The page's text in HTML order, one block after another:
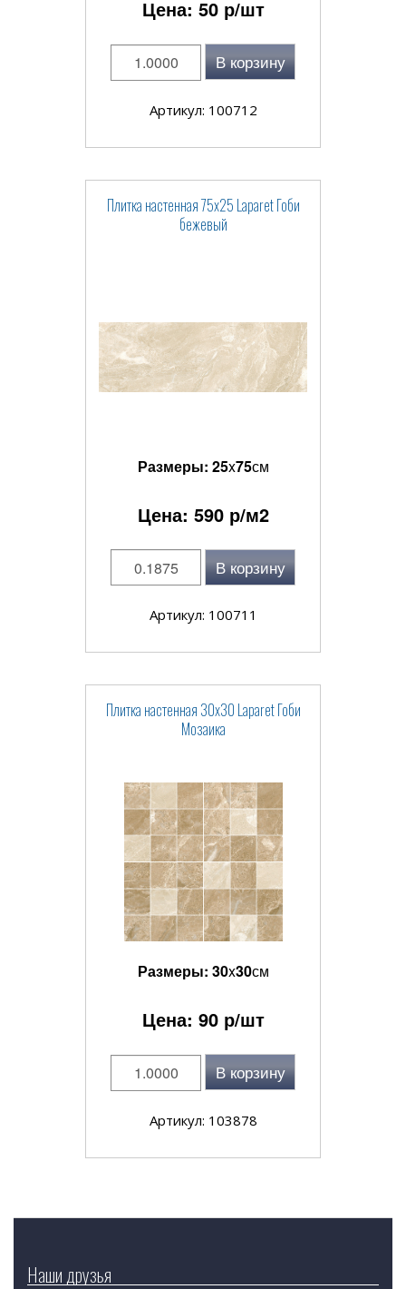
Цена: 50р/шт
В корзину
Артикул: 100712
Плитка настенная 75x25 Laparet Гоби
бежевый
Размеры: 25x75см
Цена: 590р/м2
В корзину
Артикул: 100711
Плитка настенная 30x30 Laparet Гоби
Мозаика
Размеры: 30x30см
Цена: 90р/шт
В корзину
Артикул: 103878
Наши друзья